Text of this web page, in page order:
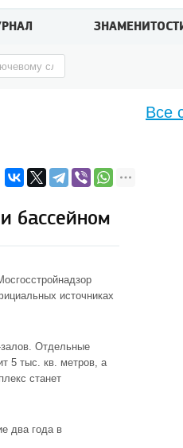
бассейном
источниках
Отдельные
5 тыс. кв. метров, а
станет
два года в
Все